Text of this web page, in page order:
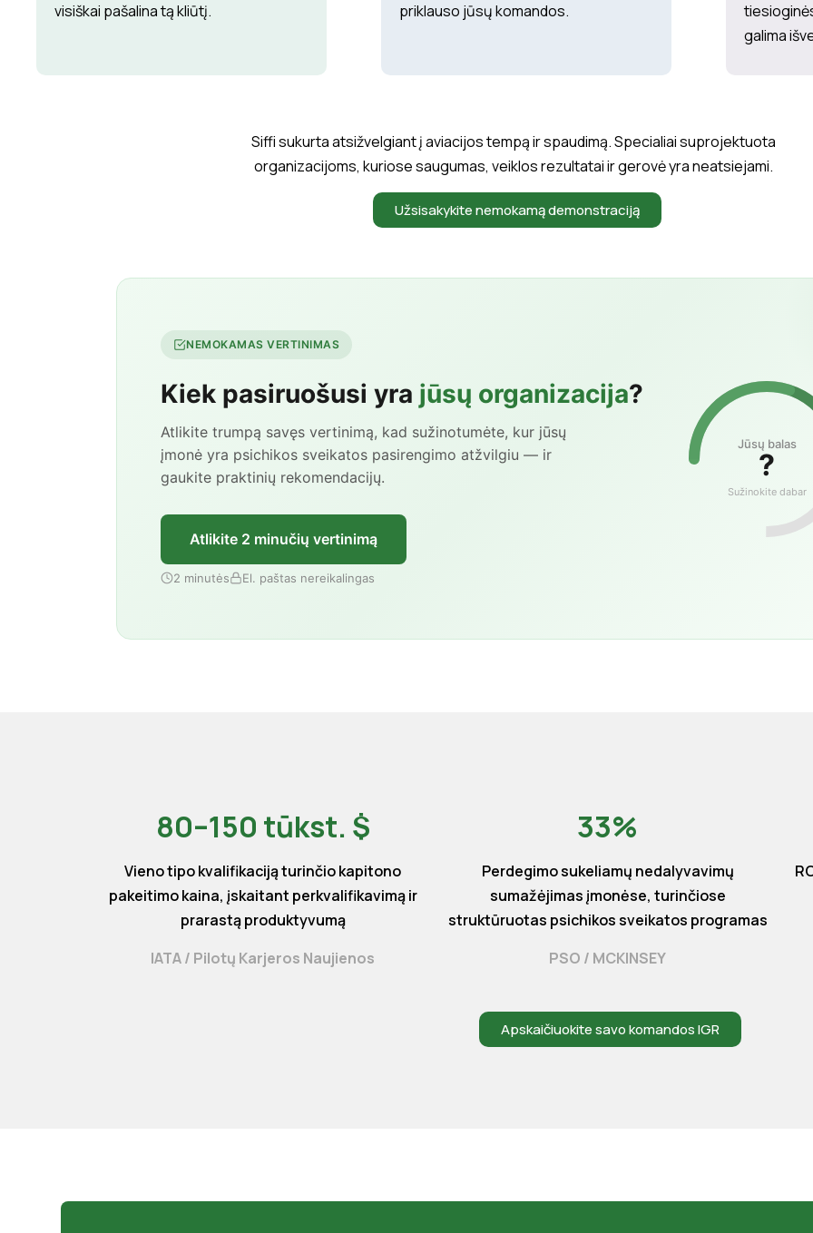
visiškai pašalina tą kliūtį.
priklauso jūsų komandos.
galima
Siffi sukurta atsižvelgiant į aviacijos tempą ir spaudimą. Specialiai suprojektuota
organizacijoms, kuriose saugumas, veiklos rezultatai ir gerovė yra neatsiejami.
Užsisakykite nemokamą demonstraciją
NEMOKAMAS VERTINIMAS
Kiek pasiruošusi yra jūsų organizacija?
Atlikite trumpą savęs vertinimą, kad sužinotumėte, kur jūsų
įmonė yra psichikos sveikatos pasirengimo atžvilgiu — ir
gaukite praktinių rekomendacijų.
Atlikite 2 minučių vertinimą
2 minutės El. paštas nereikalingas
Jūsų balas
?
Sužinokite dabar
80–150 tūkst. $
Vieno tipo kvalifikaciją turinčio kapitono
pakeitimo kaina, įskaitant perkvalifikavimą ir
prarastą produktyvumą
IATA / Pilotų Karjeros Naujienos
33%
Perdegimo sukeliamų nedalyvavimų
sumažėjimas įmonėse, turinčiose
struktūruotas psichikos sveikatos programas
PSO / MCKINSEY
Apskaičiuokite savo komandos IGR